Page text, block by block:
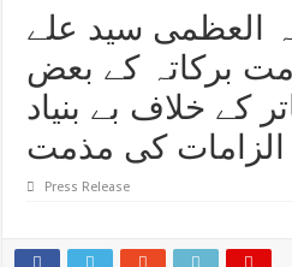
العظمی سید علے
برکاتہ کے بعض
کے خلاف بے بنیاد
الزامات کی مذمت
Press Release